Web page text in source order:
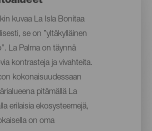
kuvaa La Isla Bonitaa
se on ”yltäkylläinen
La Palma on täynnä
kontrasteja ja vivahteita.
kokonaisuudessaan
pitämällä La
erilaisia ekosysteemejä,
on oma